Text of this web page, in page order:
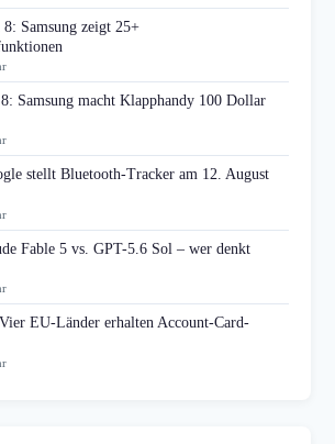
Samsung zeigt 25+
Samsung macht Klapphandy 100 Dollar
stellt Bluetooth-Tracker am 12. August
Fable 5 vs. GPT-5.6 Sol – wer denkt
EU-Länder erhalten Account-Card-